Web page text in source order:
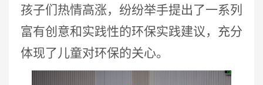
孩子们热情高涨，纷纷举手提出了一系列
富有创意和实践性的环保实践建议，充分
体现了儿童对环保的关心。